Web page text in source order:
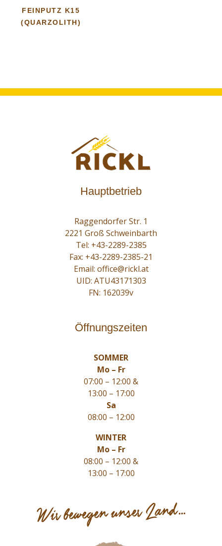
FEINPUTZ K15
(QUARZOLITH)
Hauptbetrieb
Raggendorfer Str. 1
2221 Groß Schweinbarth
Tel: +43-2289-2385
Fax: +43-2289-2385-21
Email: office@rickl.at
UID: ATU43171303
FN: 162039v
Öffnungszeiten
SOMMER
Mo – Fr
07:00 – 12:00 &
13:00 – 17:00
Sa
08:00 – 12:00
WINTER
Mo – Fr
08:00 – 12:00 &
13:00 – 17:00